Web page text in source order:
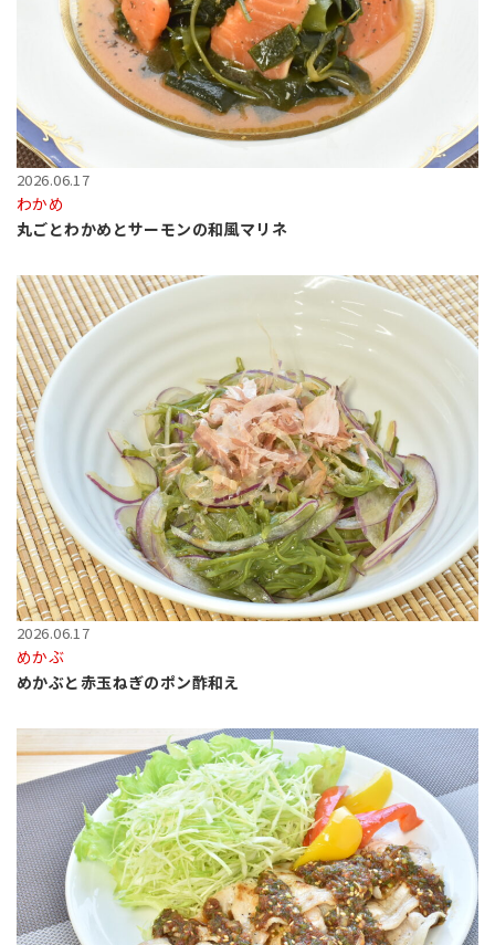
2026.06.17
わかめ
丸ごとわかめとサーモンの和風マリネ
2026.06.17
めかぶ
めかぶと赤玉ねぎのポン酢和え